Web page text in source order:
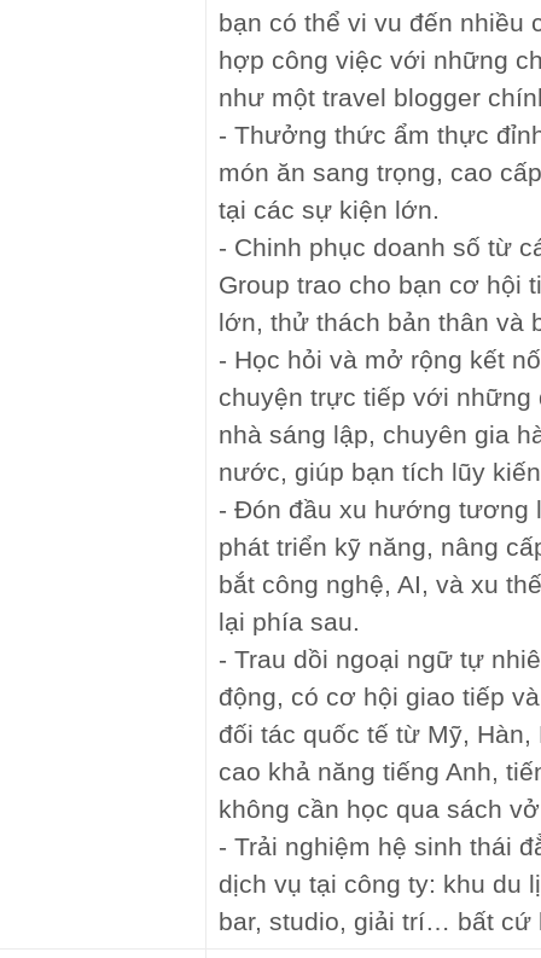
bạn có thể vi vu đến nhiều
hợp công việc với những
như một travel blogger
- Thưởng thức ẩm thực
món ăn sang trọng, cao
tại các sự kiện lớn.
- Chinh phục doanh số từ
Group trao cho bạn cơ hội
lớn, thử thách bản thân và
- Học hỏi và mở rộng kết
chuyện trực tiếp với những
nhà sáng lập, chuyên gia
nước, giúp bạn tích lũy
- Đón đầu xu hướng tương
phát triển kỹ năng, nâng
bắt công nghệ, AI, và xu
lại phía sau.
- Trau dồi ngoại ngữ tự
động, có cơ hội giao tiếp
đối tác quốc tế từ Mỹ,
cao khả năng tiếng Anh,
không cần học qua sách
- Trải nghiệm hệ sinh thái
dịch vụ tại công ty: khu du
bar, studio, giải trí… bất cứ